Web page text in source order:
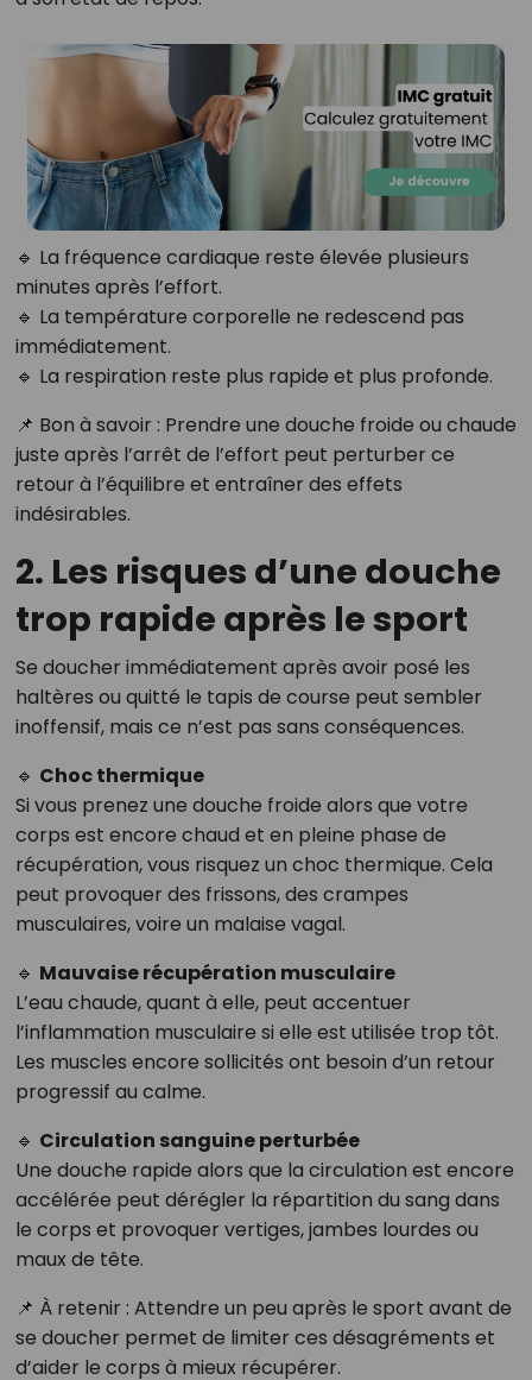
🔹 La fréquence cardiaque reste élevée plusieurs
minutes après l’effort.
🔹 La température corporelle ne redescend pas
immédiatement.
🔹 La respiration reste plus rapide et plus profonde.
📌 Bon à savoir : Prendre une douche froide ou chaude
juste après l’arrêt de l’effort peut perturber ce
retour à l’équilibre et entraîner des effets
indésirables.
2. Les risques d’une douche
trop rapide après le sport
Se doucher immédiatement après avoir posé les
haltères ou quitté le tapis de course peut sembler
inoffensif, mais ce n’est pas sans conséquences.
🔹 Choc thermique
Si vous prenez une douche froide alors que votre
corps est encore chaud et en pleine phase de
récupération, vous risquez un choc thermique. Cela
peut provoquer des frissons, des crampes
musculaires, voire un malaise vagal.
🔹 Mauvaise récupération musculaire
L’eau chaude, quant à elle, peut accentuer
l’inflammation musculaire si elle est utilisée trop tôt.
Les muscles encore sollicités ont besoin d’un retour
progressif au calme.
🔹 Circulation sanguine perturbée
Une douche rapide alors que la circulation est encore
accélérée peut dérégler la répartition du sang dans
le corps et provoquer vertiges, jambes lourdes ou
maux de tête.
📌 À retenir : Attendre un peu après le sport avant de
se doucher permet de limiter ces désagréments et
d’aider le corps à mieux récupérer.